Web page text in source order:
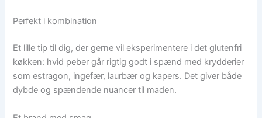
Perfekt i kombination
Et lille tip til dig, der gerne vil eksperimentere i det glutenfri
køkken: hvid peber går rigtig godt i spænd med krydderier
som estragon, ingefær, laurbær og kapers. Det giver både
dybde og spændende nuancer til maden.